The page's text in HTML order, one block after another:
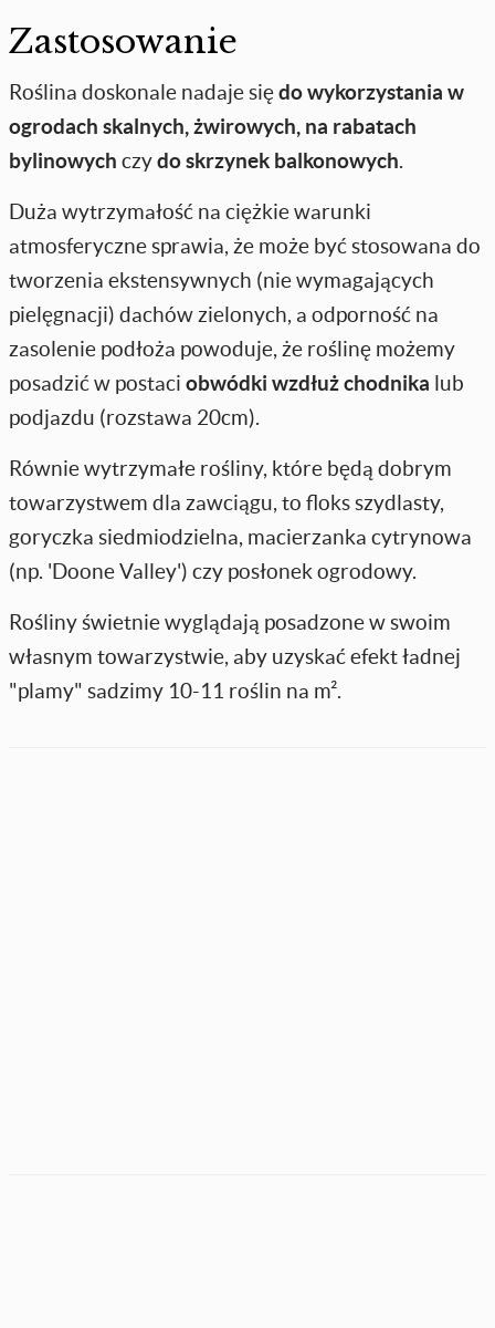
Zastosowanie
Roślina doskonale nadaje siędo wykorzystania w
ogrodach skalnych, żwirowych, na rabatach
bylinowych czydo skrzynek balkonowych.
Duża wytrzymałość na ciężkie warunki
atmosferyczne sprawia, że może być stosowana do
tworzenia ekstensywnych (nie wymagających
pielęgnacji) dachów zielonych, a odporność na
zasolenie podłoża powoduje, że roślinę możemy
posadzić w postaci obwódki wzdłuż chodnika lub
podjazdu (rozstawa 20cm).
Równie wytrzymałe rośliny, które będą dobrym
towarzystwem dla zawciągu, to floks szydlasty,
goryczka siedmiodzielna, macierzanka cytrynowa
(np. 'Doone Valley') czy posłonek ogrodowy.
Rośliny świetnie wyglądają posadzone w swoim
własnym towarzystwie, aby uzyskać efekt ładnej
"plamy" sadzimy 10-11 roślin na m².